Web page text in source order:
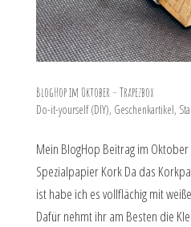
BlogHop im Oktober – Trapezbox
Do-it-yourself (DIY), Geschenkartikel,
Mein BlogHop Beitrag im
Spezialpapier Kork Da das
ist habe ich es vollflächig mit
Dafür nehmt ihr am Besten die